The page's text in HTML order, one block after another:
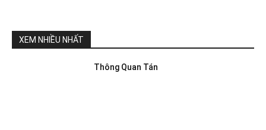
XEM NHIỀU NHẤT
Thông Quan Tán